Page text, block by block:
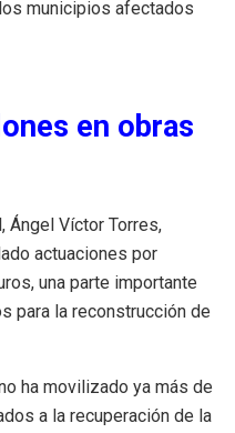
municipios afectados
en obras
Ángel Víctor Torres,
actuaciones por
una parte importante
para la reconstrucción de
ha movilizado ya más de
a la recuperación de la